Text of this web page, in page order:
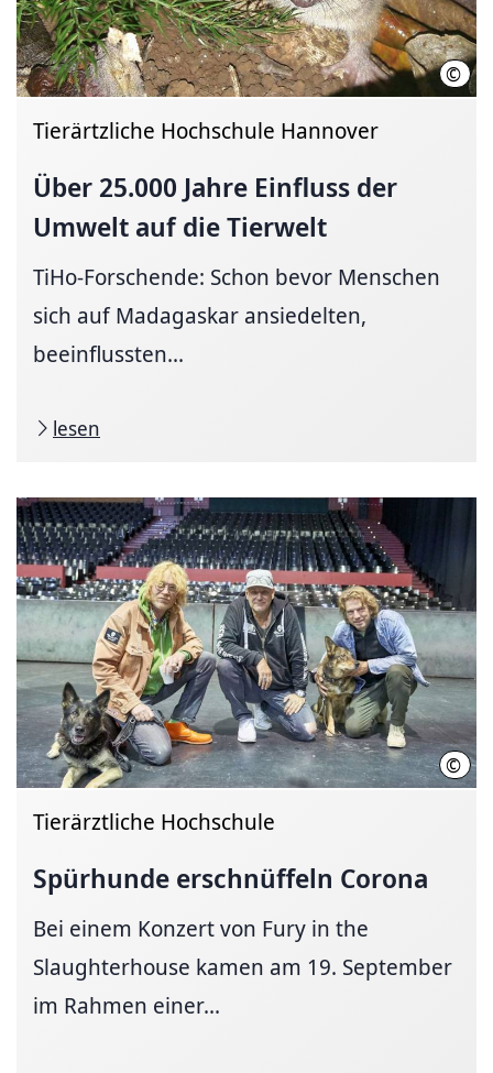
©
Tierärtzliche Hochschule Hannover
Über 25.000 Jahre Einfluss der
Umwelt auf die Tierwelt
TiHo-Forschende: Schon bevor Menschen
sich auf Madagaskar ansiedelten,
beeinflussten...
lesen
©
Tierärztliche Hochschule
Spürhunde erschnüffeln Corona
Bei einem Konzert von Fury in the
Slaughterhouse kamen am 19. September
im Rahmen einer...